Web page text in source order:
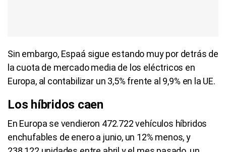
Sin embargo, Espaá sigue estando muy por detrás de
la cuota de mercado media de los eléctricos en
Europa, al contabilizar un 3,5% frente al 9,9% en la UE.
Corepunk MMORPG
Un verdadero MMORPG de la vieja escuela ¡Cómo los de antes,
pero mejor!